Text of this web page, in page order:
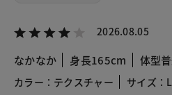
2026.08.05
なかなか 身長165cm 体型
カラー：テクスチャー
サイズ：L